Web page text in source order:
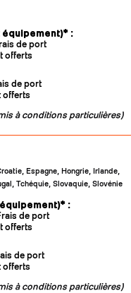
équipement)* :
de port
offerts
de port
offerts
à conditions particulières)
Espagne, Hongrie, Irlande,
Tchéquie, Slovaquie, Slovénie
:
de port
offerts
de port
offerts
à conditions particulières)